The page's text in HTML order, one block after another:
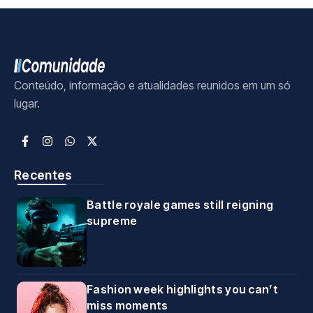
Conteúdo, informação e atualidades reunidos em um só
lugar.
Recentes
Battle royale games still reigning
supreme
Fashion week highlights you can’t
miss moments